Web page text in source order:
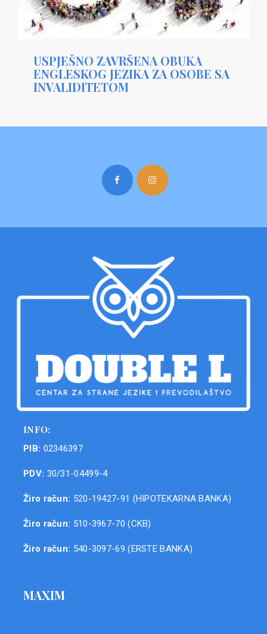
USPJEŠNO ZAVRŠENA OBUKA
ENGLESKOG JEZIKA ZA OSOBE SA
INVALIDITETOM
INFO:
PIB: 02346397
PDV: 30/31-04499-4
Žiro račun: 520-19427-91 (HIPOTEKARNA BANKA)
Žiro račun: 510-3967-70 (CKB)
Žiro račun: 540-3097-69 (ERSTE BANKA)
MAXIM